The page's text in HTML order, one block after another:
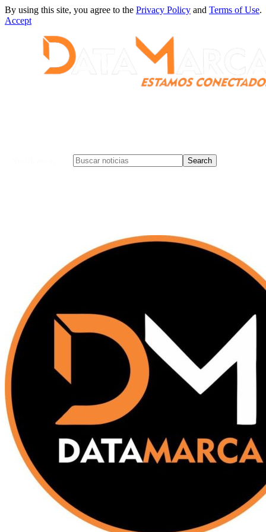
By using this site, you agree to the Privacy Policy and Terms of Use.
Accept